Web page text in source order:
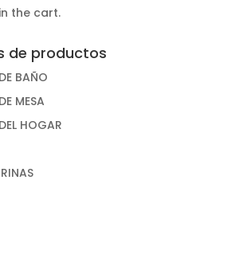
the cart.
de productos
BAÑO
MESA
HOGAR